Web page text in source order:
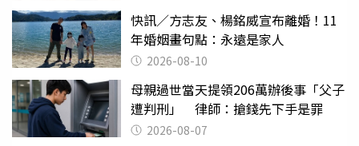
快訊／方志友、楊銘威宣布離婚！11
年婚姻畫句點：永遠是家人
2026-08-10
母親過世當天提領206萬辦後事「父子
遭判刑」 律師：搶錢先下手是罪
2026-08-07